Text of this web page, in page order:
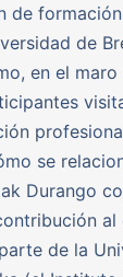
de
en el
se
Durango
de la